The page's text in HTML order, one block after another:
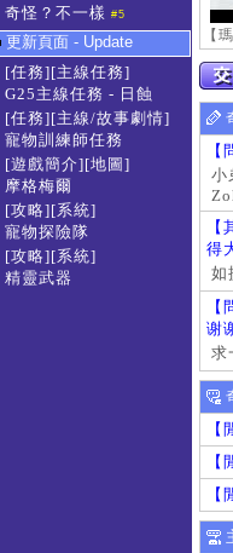
奇怪？不一樣 #5
更新頁面 - Update
[任務][主線任務]
G25主線任務 - 日蝕
[任務][主線/故事劇情]
寵物訓練師任務
[遊戲簡介][地圖]
摩格梅爾
[攻略][系統]
寵物探險隊
[攻略][系統]
精靈武器
小
得
如
谢
求